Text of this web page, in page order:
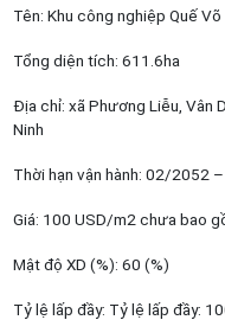
Tên: Khu công nghiệp Quế
Tổng diện tích: 611.6ha
Địa chỉ: xã Phương Liễu, Vân
Ninh
Thời hạn vận hành: 02/2052
Giá: 100 USD/m2 chưa bao
Mật độ XD (%): 60 (%)
Tỷ lệ lấp đầy: Tỷ lệ lấp đầy: